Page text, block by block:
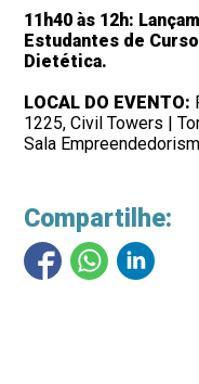
11h40 às 12h:
Estudantes de
Dietética.
LOCAL DO EVENTO:
1225, Civil Towers |
Sala
Compartilhe: